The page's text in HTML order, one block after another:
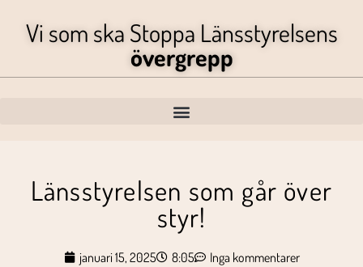
Vi som ska Stoppa Länsstyrelsens
övergrepp
Länsstyrelsen som går över
styr!
januari 15, 2025 8:05 Inga kommentarer